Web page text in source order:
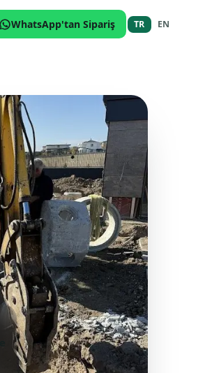
WhatsApp'tan Sipariş TR EN